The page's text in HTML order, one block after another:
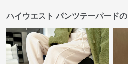
ハイウエスト パンツテーパード